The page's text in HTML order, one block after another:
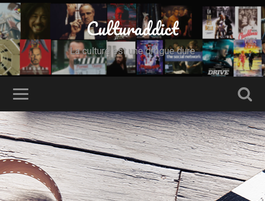
Culturaddict
La culture est une drogue dure